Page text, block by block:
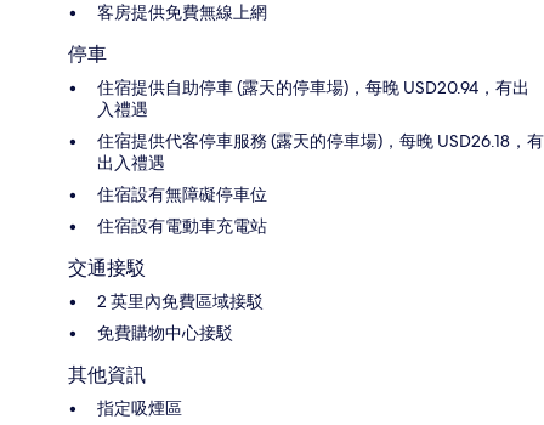
客房提供免費無線上網
停車
住宿提供自助停車 (露天的停車場)，每晚 USD20.94，有出
入禮遇
住宿提供代客停車服務 (露天的停車場)，每晚 USD26.18，有
出入禮遇
住宿設有無障礙停車位
住宿設有電動車充電站
交通接駁
2 英里內免費區域接駁
免費購物中心接駁
其他資訊
指定吸煙區